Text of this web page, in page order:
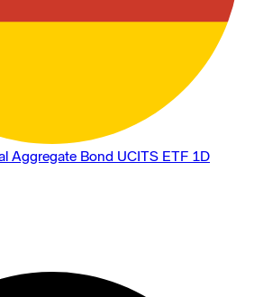
Aggregate Bond UCITS ETF 1D